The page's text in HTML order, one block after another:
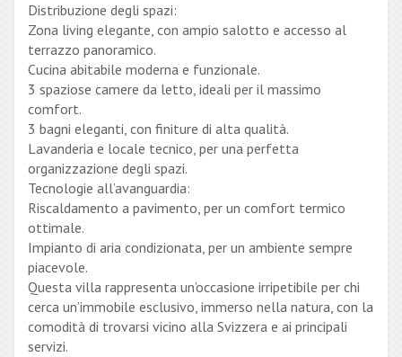
Distribuzione degli spazi:
Zona living elegante, con ampio salotto e accesso al
terrazzo panoramico.
Cucina abitabile moderna e funzionale.
3 spaziose camere da letto, ideali per il massimo
comfort.
3 bagni eleganti, con finiture di alta qualità.
Lavanderia e locale tecnico, per una perfetta
organizzazione degli spazi.
Tecnologie all’avanguardia:
Riscaldamento a pavimento, per un comfort termico
ottimale.
Impianto di aria condizionata, per un ambiente sempre
piacevole.
Questa villa rappresenta un’occasione irripetibile per chi
cerca un’immobile esclusivo, immerso nella natura, con la
comodità di trovarsi vicino alla Svizzera e ai principali
servizi.